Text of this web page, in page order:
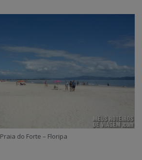
Praia do Forte – Floripa